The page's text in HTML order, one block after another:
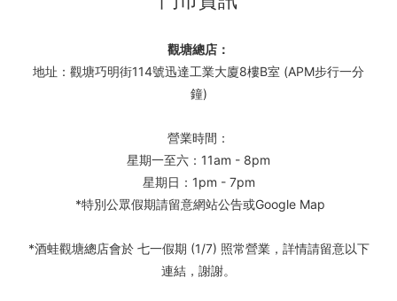
觀塘總店：
地址：觀塘巧明街114號迅達工業大廈8樓B室 (APM步行一分
鐘)
營業時間：
星期一至六：11am - 8pm
星期日：1pm - 7pm
*特別公眾假期請留意網站公告或Google Map
*酒蛙觀塘總店會於 七一假期 (1/7) 照常營業，詳情請留意以下
連結，謝謝。